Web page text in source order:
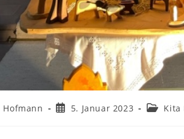
Hofmann 5. Januar 2023 Kita